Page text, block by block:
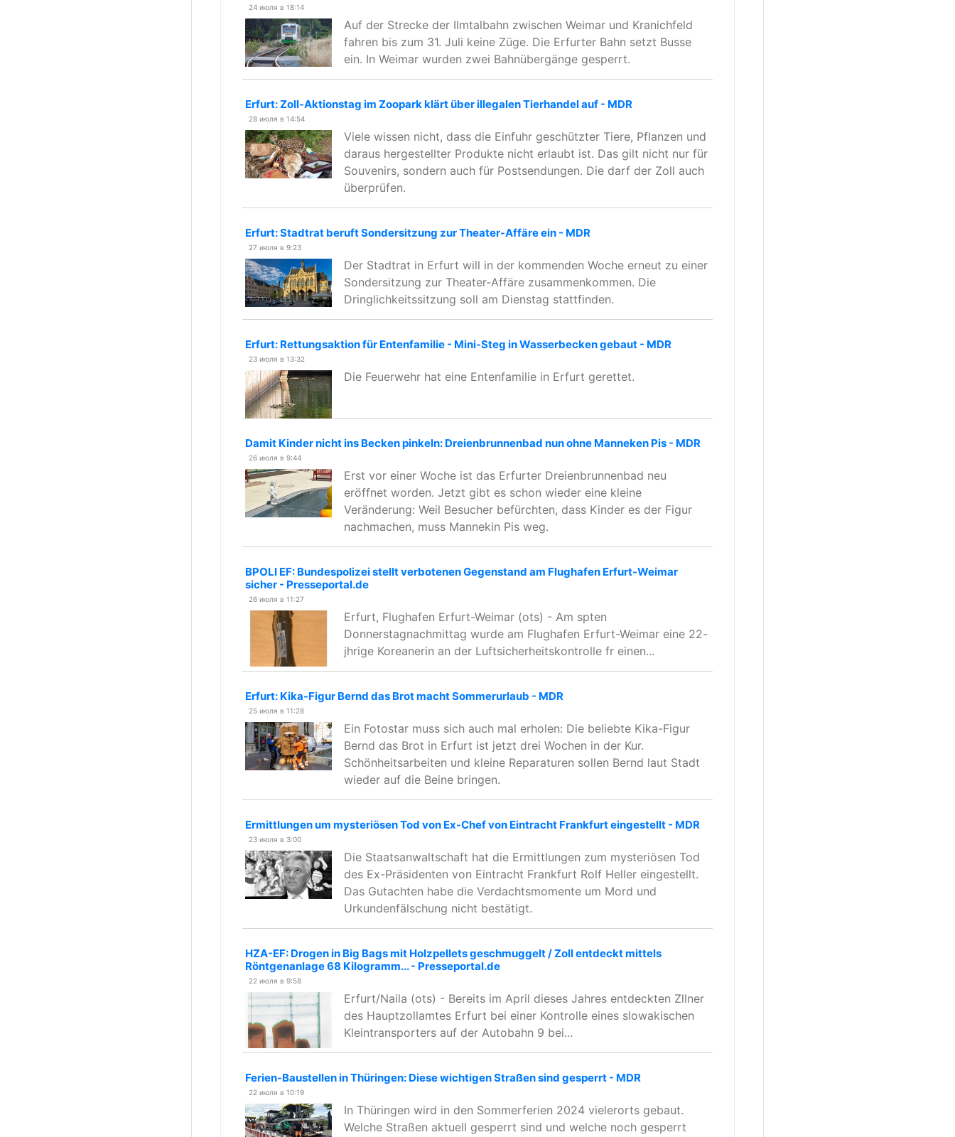
24 июля в 18:14
Auf der Strecke der Ilmtalbahn zwischen Weimar und Kranichfeld
fahren bis zum 31. Juli keine Züge. Die Erfurter Bahn setzt Busse
ein. In Weimar wurden zwei Bahnübergänge gesperrt.
Erfurt: Zoll-Aktionstag im Zoopark klärt über illegalen Tierhandel auf - MDR
28 июля в 14:54
Viele wissen nicht, dass die Einfuhr geschützter Tiere, Pflanzen und
daraus hergestellter Produkte nicht erlaubt ist. Das gilt nicht nur für
Souvenirs, sondern auch für Postsendungen. Die darf der Zoll auch
überprüfen.
Erfurt: Stadtrat beruft Sondersitzung zur Theater-Affäre ein - MDR
27 июля в 9:23
Der Stadtrat in Erfurt will in der kommenden Woche erneut zu einer
Sondersitzung zur Theater-Affäre zusammenkommen. Die
Dringlichkeitssitzung soll am Dienstag stattfinden.
Erfurt: Rettungsaktion für Entenfamilie - Mini-Steg in Wasserbecken gebaut - MDR
23 июля в 13:32
Die Feuerwehr hat eine Entenfamilie in Erfurt gerettet.
Damit Kinder nicht ins Becken pinkeln: Dreienbrunnenbad nun ohne Manneken Pis - MDR
26 июля в 9:44
Erst vor einer Woche ist das Erfurter Dreienbrunnenbad neu
eröffnet worden. Jetzt gibt es schon wieder eine kleine
Veränderung: Weil Besucher befürchten, dass Kinder es der Figur
nachmachen, muss Mannekin Pis weg.
BPOLI EF: Bundespolizei stellt verbotenen Gegenstand am Flughafen Erfurt-Weimar
sicher - Presseportal.de
26 июля в 11:27
Erfurt, Flughafen Erfurt-Weimar (ots) - Am spten
Donnerstagnachmittag wurde am Flughafen Erfurt-Weimar eine 22-
jhrige Koreanerin an der Luftsicherheitskontrolle fr einen...
Erfurt: Kika-Figur Bernd das Brot macht Sommerurlaub - MDR
25 июля в 11:28
Ein Fotostar muss sich auch mal erholen: Die beliebte Kika-Figur
Bernd das Brot in Erfurt ist jetzt drei Wochen in der Kur.
Schönheitsarbeiten und kleine Reparaturen sollen Bernd laut Stadt
wieder auf die Beine bringen.
Ermittlungen um mysteriösen Tod von Ex-Chef von Eintracht Frankfurt eingestellt - MDR
23 июля в 3:00
Die Staatsanwaltschaft hat die Ermittlungen zum mysteriösen Tod
des Ex-Präsidenten von Eintracht Frankfurt Rolf Heller eingestellt.
Das Gutachten habe die Verdachtsmomente um Mord und
Urkundenfälschung nicht bestätigt.
HZA-EF: Drogen in Big Bags mit Holzpellets geschmuggelt / Zoll entdeckt mittels
Röntgenanlage 68 Kilogramm... - Presseportal.de
22 июля в 9:58
Erfurt/Naila (ots) - Bereits im April dieses Jahres entdeckten Zllner
des Hauptzollamtes Erfurt bei einer Kontrolle eines slowakischen
Kleintransporters auf der Autobahn 9 bei...
Ferien-Baustellen in Thüringen: Diese wichtigen Straßen sind gesperrt - MDR
22 июля в 10:19
In Thüringen wird in den Sommerferien 2024 vielerorts gebaut.
Welche Straßen aktuell gesperrt sind und welche noch gesperrt